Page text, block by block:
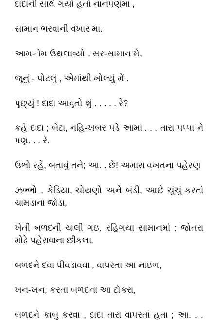
દાદાની સાથે ગયો હતો નાનપણમાં ,
સામાન ભરવાની વખાર મા.
આમ-તેમ ઉથલાવ્યો , સર-સામાન મે,
જૂનું - પોટલું , એમાંથી ખોલ્યું મેં .
પુછ્યું ! દાદા આવુતો શું . . . . . રે?
કહે દાદા ; બેટા, નહિ-ખબર પડે આમાં . . . તારા પપ્પા ને
પણ. . . રે.
ઉભો રહે, બતાવું તને; આ. . છે! અમારા વખતના પહેરણ
ઝભ્ભો , કેડિયા, ચોયણો અને બંડી, આછે ચુંચું કરતાં
ચામડાના જોડા,
ખેતી બળદની ચાલી ગઇ, રહિગયા સામાનમાં ; જોતરા
મોઢે પહેરાવાના છીંકલા,
બળદને દવા પીવડાવવા , વાપરતા આ નાઇળ,
ખન-ખન, કરતા બળદના આ ટોકરા,
બળદને કાબુ કરવા , દાદા તારા વાપરતાં હતા ; આ. . .